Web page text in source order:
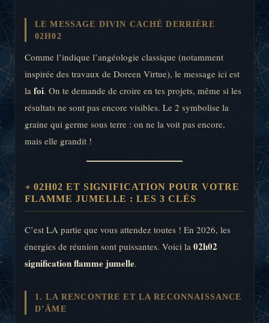
LE MESSAGE DIVIN CACHÉ DERRIÈRE
02H02
Comme l’indique l’angéologie classique (notamment
inspirée des travaux de Doreen Virtue), le message ici est
la foi. On te demande de croire en tes projets, même si les
résultats ne sont pas encore visibles. Le 2 symbolise la
graine qui germe sous terre : on ne la voit pas encore,
mais elle grandit !
02H02 ET SIGNIFICATION POUR VOTRE
FLAMME JUMELLE : LES 3 CLÉS
C’est LA partie que vous attendez toutes ! En 2026, les
énergies de réunion sont puissantes. Voici la 02h02
signification flamme jumelle.
1. LA RENCONTRE ET LA RECONNAISSANCE
D’ÂME